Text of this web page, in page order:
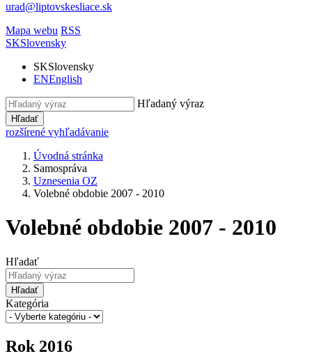
urad@liptovskesliace.sk
Mapa webu RSS
SKSlovensky
SKSlovensky
ENEnglish
Hľadaný výraz
Hľadať
rozšírené vyhľadávanie
Úvodná stránka
Samospráva
Uznesenia OZ
Volebné obdobie 2007 - 2010
Volebné obdobie 2007 - 2010
Hľadať
Hľadať
Kategória
Rok 2016